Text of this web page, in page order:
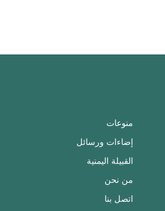
منوعات
إضاءات ورسائل
القبيلة اليمنية
من نحن
اتصل بنا